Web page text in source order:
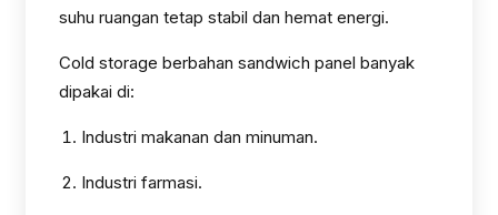
suhu ruangan tetap stabil dan hemat energi.
Cold storage berbahan sandwich panel banyak
dipakai di:
Industri makanan dan minuman.
Industri farmasi.